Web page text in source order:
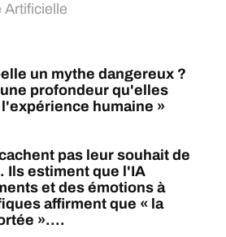
Artificielle
un mythe dangereux ?
profondeur qu'elles
humaine »
pas leur souhait de
Ils estiment que l'IA
et des émotions à
affirment que « la
»....